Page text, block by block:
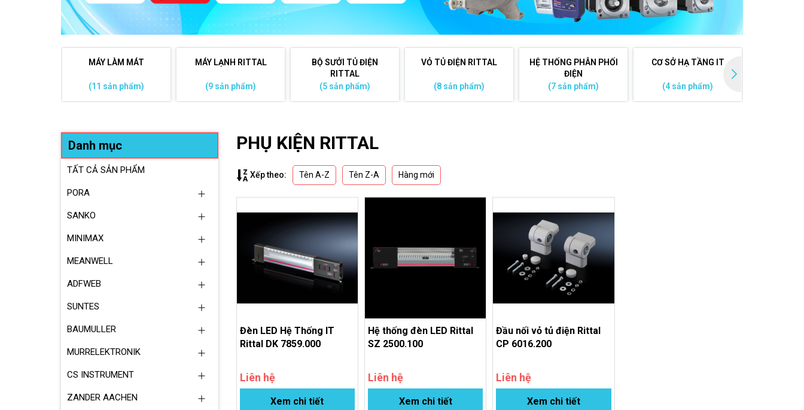
MÁY LÀM MÁT
(11 sản phẩm)
MÁY LẠNH RITTAL
(9 sản phẩm)
BỘ SƯỞI TỦ ĐIỆN
RITTAL
(5 sản phẩm)
VỎ TỦ ĐIỆN RITTAL
(8 sản phẩm)
HỆ THỐNG PHÂN PHỐI
ĐIỆN
(7 sản phẩm)
CƠ SỞ HẠ TẦNG IT
(4 sản phẩm)
Danh mục
TẤT CẢ SẢN PHẨM
PORA
SANKO
MINIMAX
MEANWELL
ADFWEB
SUNTES
BAUMULLER
MURRELEKTRONIK
CS INSTRUMENT
ZANDER AACHEN
PHỤ KIỆN RITTAL
Xếp theo: Tên A-Z Tên Z-A Hàng mới
Đèn LED Hệ Thống IT
Rittal DK 7859.000
Liên hệ
Xem chi tiết
Hệ thống đèn LED Rittal
SZ 2500.100
Liên hệ
Xem chi tiết
Đầu nối vỏ tủ điện Rittal
CP 6016.200
Liên hệ
Xem chi tiết